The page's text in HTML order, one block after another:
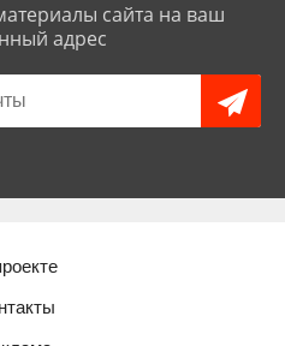
сайта на ваш
адрес